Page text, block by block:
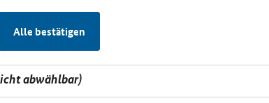
Alle bestätigen
abwählbar)